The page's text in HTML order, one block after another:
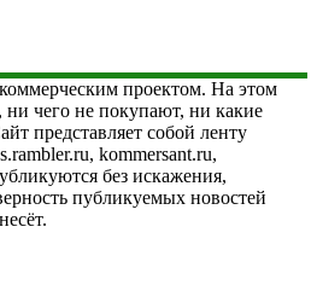
проектом. На этом
ни чего не покупают, ни какие
представляет собой ленту
kommersant.ru,
без искажения,
публикуемых новостей